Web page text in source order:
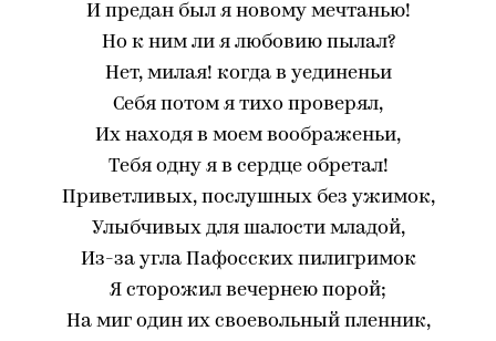
И предан был я новому мечтанью!
Но к ним ли я любовию пылал?
Нет, милая! когда в уединеньи
Себя потом я тихо проверял,
Их находя в моем воображеньи,
Тебя одну я в сердце обретал!
Приветливых, послушных без ужимок,
Улыбчивых для шалости младой,
Из-за угла Пафосских пилигримок
Я сторожил вечернею порой;
На миг один их своевольный пленник,